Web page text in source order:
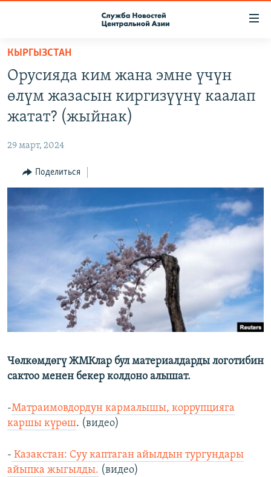
Вернуться
основному
содержанию
Вернутся
главной
навигации
Вернутся
ПОДПИСКА
КОНТАКТЫ
НАСТОЯЩЕЕ ВРЕМЯ
МИГРАНТ МЕДИА
КЫРГЫЗСТАН
Орусияда ким жана эмне үчүн
өлүм жазасын киргизүүнү каалап
жатат? (жыйнак)
29 март, 2024
Поделиться
Чөлкөмдөгү ЖМКлар бул материалдарды логотибин
сактоо менен бекер колдоно алышат.
-Матраимовдордун кармалышы, коррупцияга
каршы күрөш. (видео)
- Казакстан: Суу каптаган айылдын тургундары
айыпка жыгылды. (видео)